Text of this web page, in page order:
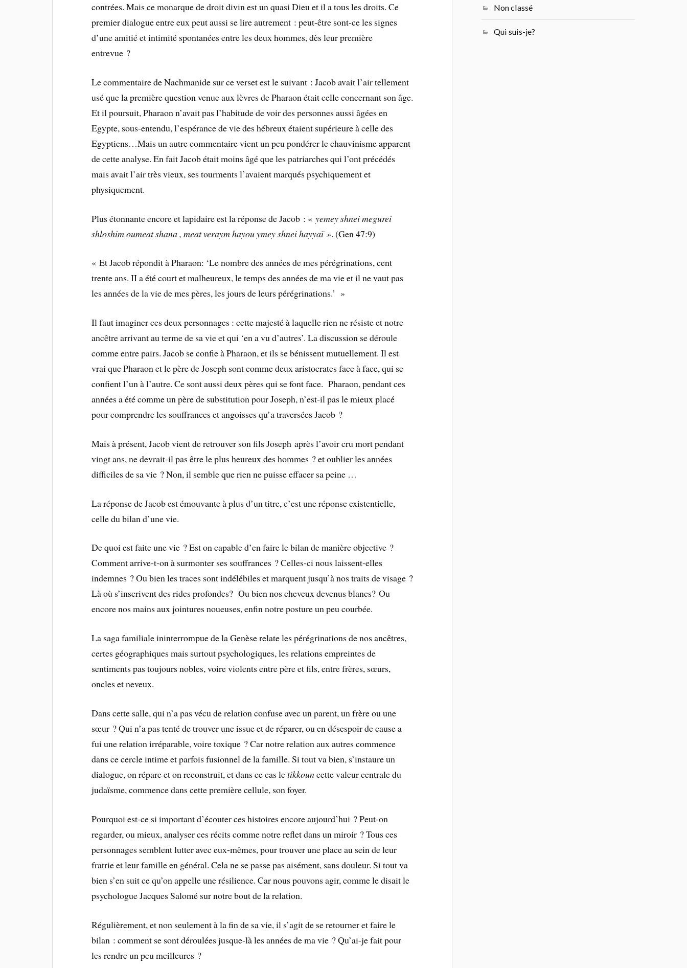
contrées. Mais ce monarque de droit divin est un quasi Dieu et il a tous les droits. Ce
premier dialogue entre eux peut aussi se lire autrement : peut-être sont-ce les signes
d’une amitié et intimité spontanées entre les deux hommes, dès leur première
entrevue ?
Le commentaire de Nachmanide sur ce verset est le suivant : Jacob avait l’air tellement
usé que la première question venue aux lèvres de Pharaon était celle concernant son âge.
Et il poursuit, Pharaon n’avait pas l’habitude de voir des personnes aussi âgées en
Egypte, sous-entendu, l’espérance de vie des hébreux étaient supérieure à celle des
Egyptiens…Mais un autre commentaire vient un peu pondérer le chauvinisme apparent
de cette analyse. En fait Jacob était moins âgé que les patriarches qui l’ont précédés
mais avait l’air très vieux, ses tourments l’avaient marqués psychiquement et
physiquement.
Plus étonnante encore et lapidaire est la réponse de Jacob : «yemey shnei megurei
shloshim oumeat shana , meat veraym hayou ymey shnei hayyaï ». (Gen 47:9)
« Et Jacob répondit à Pharaon: ‘Le nombre des années de mes pérégrinations, cent
trente ans. II a été court et malheureux, le temps des années de ma vie et il ne vaut pas
les années de la vie de mes pères, les jours de leurs pérégrinations.’ »
Il faut imaginer ces deux personnages : cette majesté à laquelle rien ne résiste et notre
ancêtre arrivant au terme de sa vie et qui ‘en a vu d’autres’. La discussion se déroule
comme entre pairs. Jacob se confie à Pharaon, et ils se bénissent mutuellement. Il est
vrai que Pharaon et le père de Joseph sont comme deux aristocrates face à face, qui se
confient l’un à l’autre. Ce sont aussi deux pères qui se font face. Pharaon, pendant ces
années a été comme un père de substitution pour Joseph, n’est-il pas le mieux placé
pour comprendre les souffrances et angoisses qu’a traversées Jacob ?
Mais à présent, Jacob vient de retrouver son fils Joseph après l’avoir cru mort pendant
vingt ans, ne devrait-il pas être le plus heureux des hommes ? et oublier les années
difficiles de sa vie ? Non, il semble que rien ne puisse effacer sa peine …
La réponse de Jacob est émouvante à plus d’un titre, c’est une réponse existentielle,
celle du bilan d’une vie.
De quoi est faite une vie ? Est on capable d’en faire le bilan de manière objective ?
Comment arrive-t-on à surmonter ses souffrances ? Celles-ci nous laissent-elles
indemnes ? Ou bien les traces sont indélébiles et marquent jusqu’à nos traits de visage ?
Là où s’inscrivent des rides profondes? Ou bien nos cheveux devenus blancs? Ou
encore nos mains aux jointures noueuses, enfin notre posture un peu courbée.
La saga familiale ininterrompue de la Genèse relate les pérégrinations de nos ancêtres,
certes géographiques mais surtout psychologiques, les relations empreintes de
sentiments pas toujours nobles, voire violents entre père et fils, entre frères, sœurs,
oncles et neveux.
Dans cette salle, qui n’a pas vécu de relation confuse avec un parent, un frère ou une
sœur ? Qui n’a pas tenté de trouver une issue et de réparer, ou en désespoir de cause a
fui une relation irréparable, voire toxique ? Car notre relation aux autres commence
dans ce cercle intime et parfois fusionnel de la famille. Si tout va bien, s’instaure un
dialogue, on répare et on reconstruit, et dans ce cas letikkouncette valeur centrale du
judaïsme, commence dans cette première cellule, son foyer.
Pourquoi est-ce si important d’écouter ces histoires encore aujourd’hui ? Peut-on
regarder, ou mieux, analyser ces récits comme notre reflet dans un miroir ? Tous ces
personnages semblent lutter avec eux-mêmes, pour trouver une place au sein de leur
fratrie et leur famille en général. Cela ne se passe pas aisément, sans douleur. Si tout va
bien s’en suit ce qu’on appelle une résilience. Car nous pouvons agir, comme le disait le
psychologue Jacques Salomé sur notre bout de la relation.
Régulièrement, et non seulement à la fin de sa vie, il s’agit de se retourner et faire le
bilan : comment se sont déroulées jusque-là les années de ma vie ? Qu’ai-je fait pour
les rendre un peu meilleures ?
Non classé
Qui suis-je?